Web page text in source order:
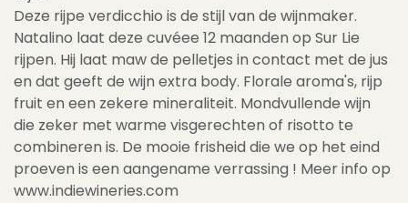
Deze rijpe verdicchio is de stijl van de wijnmaker.
Natalino laat deze cuvéee 12 maanden op Sur Lie
rijpen. Hij laat maw de pelletjes in contact met de jus
en dat geeft de wijn extra body. Florale aroma's, rijp
fruit en een zekere mineraliteit. Mondvullende wijn
die zeker met warme visgerechten of risotto te
combineren is. De mooie frisheid die we op het eind
proeven is een aangename verrassing ! Meer info op
www.indiewineries.com